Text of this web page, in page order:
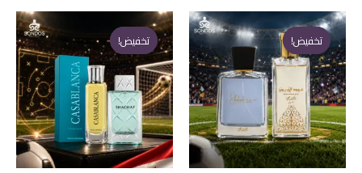
تخفيض!
تخفيض! تخفيض!
تخفيض!